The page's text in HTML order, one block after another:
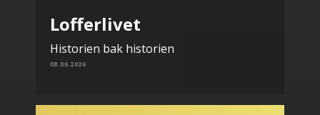
Lofferlivet
Historien bak historien
08.06.2026